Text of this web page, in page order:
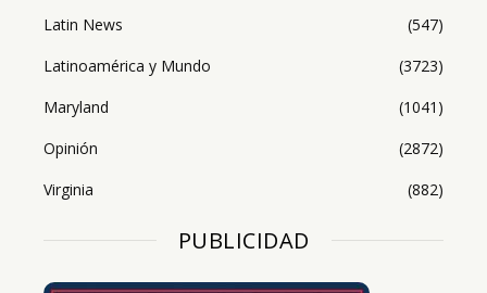
Latin News
(547)
Latinoamérica y Mundo
(3723)
Maryland
(1041)
Opinión
(2872)
Virginia
(882)
PUBLICIDAD